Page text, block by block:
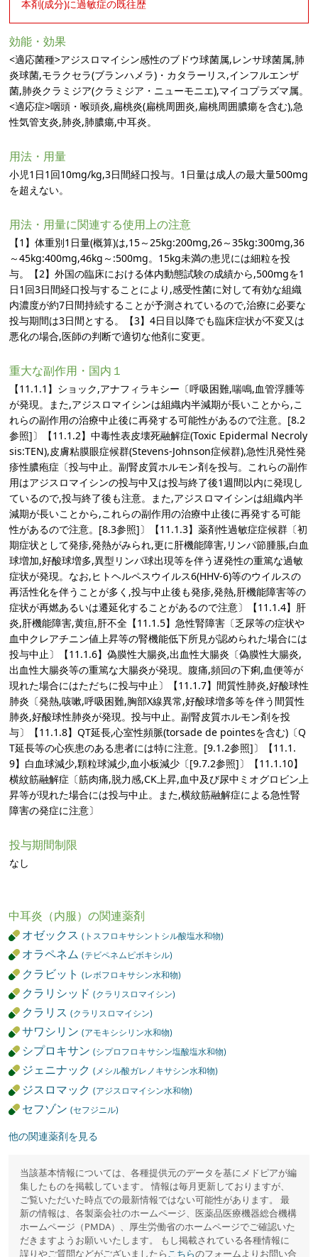
本剤(成分)に過敏症の既往歴
効能・効果
<適応菌種>アジスロマイシン感性のブドウ球菌属,レンサ球菌属,肺
炎球菌,モラクセラ(ブランハメラ)・カタラーリス,インフルエンザ
菌,肺炎クラミジア(クラミジア・ニューモニエ),マイコプラズマ属。
<適応症>咽頭・喉頭炎,扁桃炎(扁桃周囲炎,扁桃周囲膿瘍を含む),急
性気管支炎,肺炎,肺膿瘍,中耳炎。
用法・用量
小児1日1回10mg/kg,3日間経口投与。1日量は成人の最大量500mg
を超えない。
用法・用量に関連する使用上の注意
【1】体重別1日量(概算)は,15～25kg:200mg,26～35kg:300mg,36
～45kg:400mg,46kg～:500mg。15kg未満の患児には細粒を投
与。【2】外国の臨床における体内動態試験の成績から,500mgを1
日1回3日間経口投与することにより,感受性菌に対して有効な組織
内濃度が約7日間持続することが予測されているので,治療に必要な
投与期間は3日間とする。【3】4日目以降でも臨床症状が不変又は
悪化の場合,医師の判断で適切な他剤に変更。
重大な副作用・国内１
【11.1.1】ショック,アナフィラキシー〔呼吸困難,喘鳴,血管浮腫等
が発現。また,アジスロマイシンは組織内半減期が長いことから,こ
れらの副作用の治療中止後に再発する可能性があるので注意。[8.2
参照]〕【11.1.2】中毒性表皮壊死融解症(Toxic Epidermal Necroly
sis:TEN),皮膚粘膜眼症候群(Stevens-Johnson症候群),急性汎発性発
疹性膿疱症〔投与中止。副腎皮質ホルモン剤を投与。これらの副作
用はアジスロマイシンの投与中又は投与終了後1週間以内に発現し
ているので,投与終了後も注意。また,アジスロマイシンは組織内半
減期が長いことから,これらの副作用の治療中止後に再発する可能
性があるので注意。[8.3参照]〕【11.1.3】薬剤性過敏症症候群〔初
期症状として発疹,発熱がみられ,更に肝機能障害,リンパ節腫脹,白血
球増加,好酸球増多,異型リンパ球出現等を伴う遅発性の重篤な過敏
症状が発現。なお,ヒトヘルペスウイルス6(HHV-6)等のウイルスの
再活性化を伴うことが多く,投与中止後も発疹,発熱,肝機能障害等の
症状が再燃あるいは遷延化することがあるので注意〕【11.1.4】肝
炎,肝機能障害,黄疸,肝不全【11.1.5】急性腎障害〔乏尿等の症状や
血中クレアチニン値上昇等の腎機能低下所見が認められた場合には
投与中止〕【11.1.6】偽膜性大腸炎,出血性大腸炎〔偽膜性大腸炎,
出血性大腸炎等の重篤な大腸炎が発現。腹痛,頻回の下痢,血便等が
現れた場合にはただちに投与中止〕【11.1.7】間質性肺炎,好酸球性
肺炎〔発熱,咳嗽,呼吸困難,胸部X線異常,好酸球増多等を伴う間質性
肺炎,好酸球性肺炎が発現。投与中止。副腎皮質ホルモン剤を投
与〕【11.1.8】QT延長,心室性頻脈(torsade de pointesを含む)〔Q
T延長等の心疾患のある患者には特に注意。[9.1.2参照]〕【11.1.
9】白血球減少,顆粒球減少,血小板減少〔[9.7.2参照]〕【11.1.10】
横紋筋融解症〔筋肉痛,脱力感,CK上昇,血中及び尿中ミオグロビン上
昇等が現れた場合には投与中止。また,横紋筋融解症による急性腎
障害の発症に注意〕
投与期間制限
なし
中耳炎（内服）の関連薬剤
オゼックス(トスフロキサシントシル酸塩水和物)
オラペネム(テビペネムピボキシル)
クラビット(レボフロキサシン水和物)
クラリシッド(クラリスロマイシン)
クラリス(クラリスロマイシン)
サワシリン(アモキシシリン水和物)
シプロキサン(シプロフロキサシン塩酸塩水和物)
ジェニナック(メシル酸ガレノキサシン水和物)
ジスロマック(アジスロマイシン水和物)
セフゾン(セフジニル)
他の関連薬剤を見る
当該基本情報については、各種提供元のデータを基にメドピアが編
集したものを掲載しています。 情報は毎月更新しておりますが、
ご覧いただいた時点での最新情報ではない可能性があります。 最
新の情報は、各製薬会社のホームページ、医薬品医療機器総合機構
ホームページ（PMDA）、厚生労働省のホームページでご確認いた
だきますようお願いいたします。 もし掲載されている各種情報に
誤りやご質問などがございましたらこちらのフォームよりお問い合